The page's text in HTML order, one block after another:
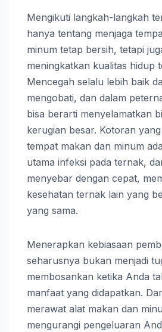
Mengikuti langkah-langkah
hanya tentang menjaga
minum tetap bersih, tetapi
meningkatkan kualitas hidup
Mencegah selalu lebih baik
mengobati, dan dalam
bisa berarti menyelamatkan
kerugian besar. Kotoran
tempat makan dan minum
utama infeksi pada ternak,
menyebar dengan cepat,
kesehatan ternak lain yang
yang sama.
Menerapkan kebiasaan
seharusnya bukan menjadi
membosankan ketika Anda
manfaat yang didapatkan.
merawat alat makan dan
mengurangi pengeluaran